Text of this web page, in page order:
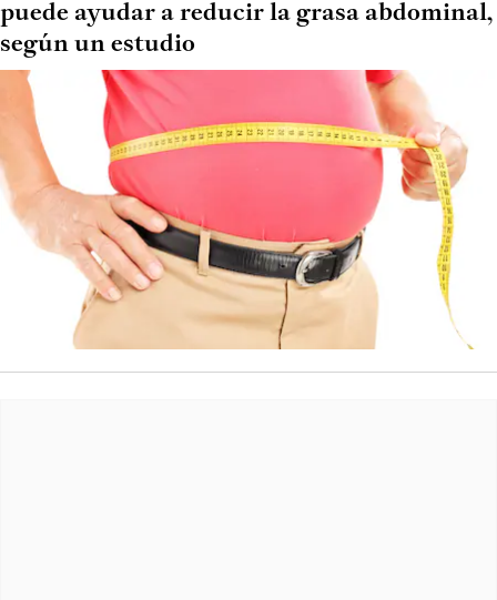
puede ayudar a reducir la grasa abdominal,
según un estudio